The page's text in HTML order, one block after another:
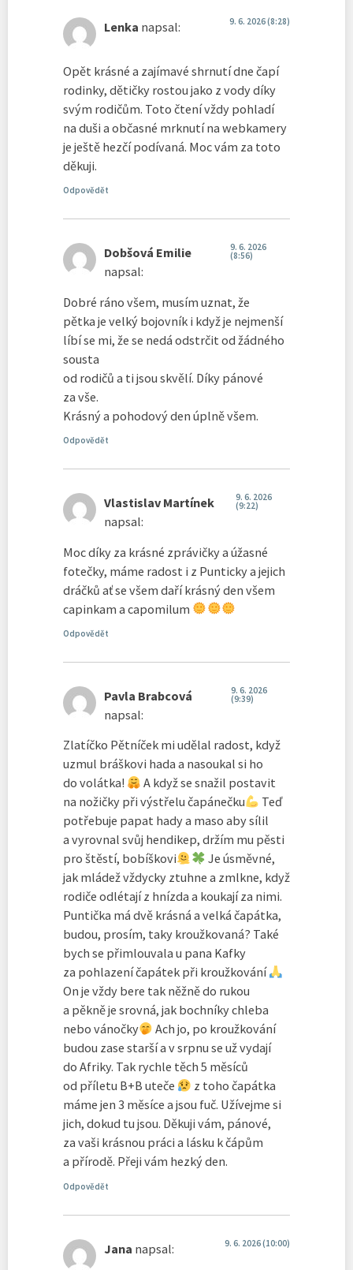
Lenka napsal: 9. 6. 2026 (8:28)
Opět krásné a zajímavé shrnutí dne čapí
rodinky, dětičky rostou jako z vody díky
svým rodičům. Toto čtení vždy pohladí
na duši a občasné mrknutí na webkamery
je ještě hezčí podívaná. Moc vám za toto
děkuji.
Odpovědět
Dobšová Emilie
napsal:
9. 6. 2026
(8:56)
Dobré ráno všem, musím uznat, že
pětka je velký bojovník i když je nejmenší
líbí se mi, že se nedá odstrčit od žádného
sousta
od rodičů a ti jsou skvělí. Díky pánové
za vše.
Krásný a pohodový den úplně všem.
Odpovědět
Vlastislav Martínek
napsal:
9. 6. 2026
(9:22)
Moc díky za krásné zprávičky a úžasné
fotečky, máme radost i z Punticky a jejich
dráčků ať se všem daří krásný den všem
capinkam a capomilum
Odpovědět
Pavla Brabcová
napsal:
9. 6. 2026
(9:39)
Zlatíčko Pětníček mi udělal radost, když
uzmul bráškovi hada a nasoukal si ho
do volátka!
A když se snažil postavit
na nožičky při výstřelu čapánečku
Teď
potřebuje papat hady a maso aby sílil
a vyrovnal svůj hendikep, držím mu pěsti
pro štěstí, bobíškovi
Je úsměvné,
jak mládež vždycky ztuhne a zmlkne, když
rodiče odlétají z hnízda a koukají za nimi.
Puntička má dvě krásná a velká čapátka,
budou, prosím, taky kroužkovaná? Také
bych se přimlouvala u pana Kafky
za pohlazení čapátek při kroužkování
On je vždy bere tak něžně do rukou
a pěkně je srovná, jak bochníky chleba
nebo vánočky
Ach jo, po kroužkování
budou zase starší a v srpnu se už vydají
do Afriky. Tak rychle těch 5 měsíců
od příletu B+B uteče
z toho čapátka
máme jen 3 měsíce a jsou fuč. Užívejme si
jich, dokud tu jsou. Děkuji vám, pánové,
za vaši krásnou práci a lásku k čápům
a přírodě. Přeji vám hezký den.
Odpovědět
Jana napsal: 9. 6. 2026 (10:00)